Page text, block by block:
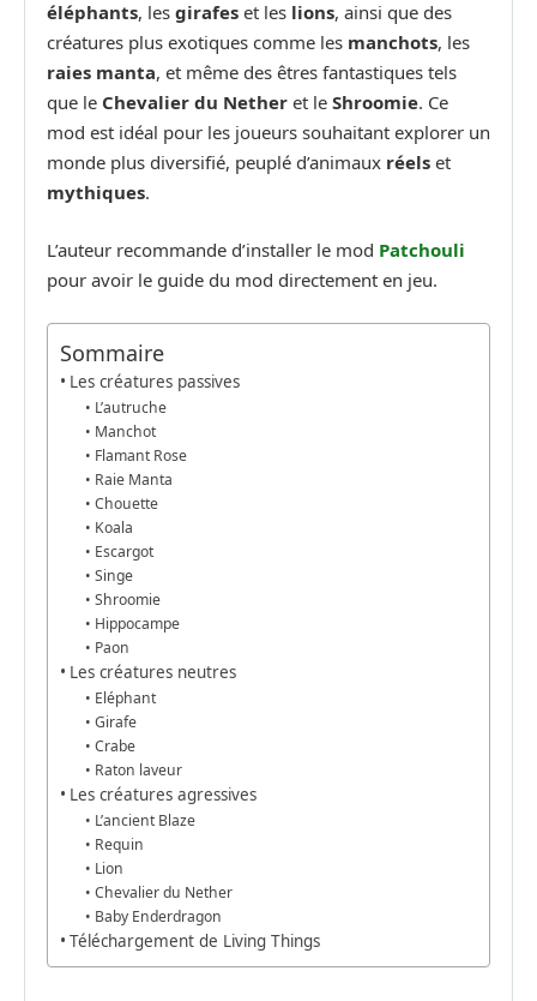
éléphants, les girafes et les lions, ainsi que des
créatures plus exotiques comme les manchots, les
raies manta, et même des êtres fantastiques tels
que le Chevalier du Nether et le Shroomie. Ce
mod est idéal pour les joueurs souhaitant explorer un
monde plus diversifié, peuplé d’animaux réels et
mythiques.
L’auteur recommande d’installer le mod Patchouli
pour avoir le guide du mod directement en jeu.
Sommaire
Les créatures passives
L’autruche
Manchot
Flamant Rose
Raie Manta
Chouette
Koala
Escargot
Singe
Shroomie
Hippocampe
Paon
Les créatures neutres
Eléphant
Girafe
Crabe
Raton laveur
Les créatures agressives
L’ancient Blaze
Requin
Lion
Chevalier du Nether
Baby Enderdragon
Téléchargement de Living Things